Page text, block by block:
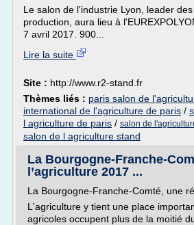
Le salon de l'industrie Lyon, leader
production, aura lieu à
7 avril 2017. 900...
Lire la suite
Site : http://www.r2-stand.fr
Thèmes liés : paris salon de
international de l'agriculture de paris /
l agriculture de paris / salon de
salon de l agriculture stand
La Bourgogne-Franche-
l’agriculture 2017 ...
La Bourgogne-Franche-Comté, une
L'agriculture y tient une place
agricoles occupent plus de la moitié